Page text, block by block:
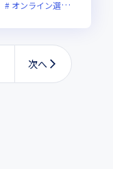
オンライン選考可
次へ